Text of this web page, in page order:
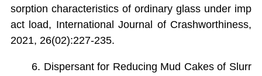
sorption characteristics of ordinary glass under imp
act load, International Journal of Crashworthiness,
2021, 26(02):227-235.
6. Dispersant for Reducing Mud Cakes of Slurr